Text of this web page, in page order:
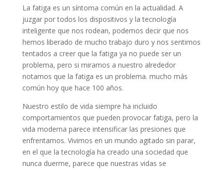
La fatiga es un síntoma común en la actualidad. A
juzgar por todos los dispositivos y la tecnología
inteligente que nos rodean, podemos decir que nos
hemos liberado de mucho trabajo duro y nos sentimos
tentados a creer que la fatiga ya no puede ser un
problema, pero si miramos a nuestro alrededor
notamos que la fatiga es un problema. mucho más
común hoy que hace 100 años.
Nuestro estilo de vida siempre ha incluido
comportamientos que pueden provocar fatiga, pero la
vida moderna parece intensificar las presiones que
enfrentamos. Vivimos en un mundo agitado sin parar,
en el que la tecnología ha creado una sociedad que
nunca duerme, parece que nuestras vidas se